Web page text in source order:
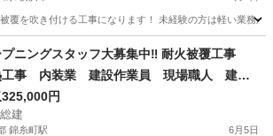
被覆を吹き付ける工事になります！ 未経験の方は軽い業務
内装職人 埼玉 吉川市 内装職人 職人
ニングスタッフ大募集中‼︎ 耐火被覆工事
工事 内装業 建設作業員 現場職人 建設
岩綿 ロックウール
325,000円
建
錦糸町駅 6月5日